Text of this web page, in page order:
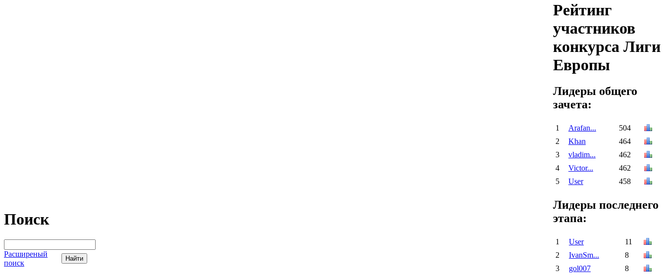
Поиск
Расширеный
поиск
Рейтинг
участников
конкурса Лиги
Европы
Лидеры общего
зачета:
1 Arafan...
504
2
Khan
464
3
vladim...
462
4
Victor...
462
5
User 458
Лидеры последнего
этапа:
1 User
11
2
IvanSm...
8
3
gol007
8